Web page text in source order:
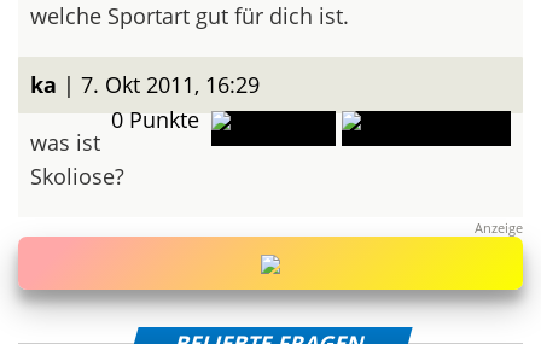
welche Sportart gut für dich ist.
ka | 7. Okt 2011, 16:29
0Punkte
was ist
Skoliose?